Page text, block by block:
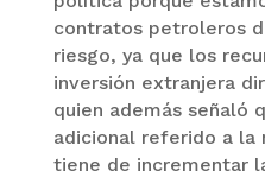
contratos petroleros
riesgo, ya que los
inversión extranjera
quien además señaló
adicional referido a la
tiene de incrementar